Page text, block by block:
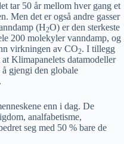
tar 50 år mellom hver gang et
Men det er også andre gasser
(H2O) er den sterkeste
200 molekyler vanndamp, og
virkningen av CO2. I tillegg
Klimapanelets datamodeller
gjengi den globale
enn i dag. De
analfabetisme,
seg med 50 % bare de